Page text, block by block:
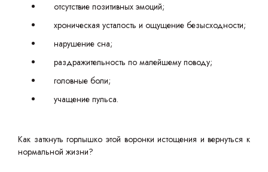
отсутствие позитивных эмоций;
хроническая усталость и ощущение безысходности;
нарушение сна;
раздражительность по малейшему поводу;
головные боли;
учащение пульса.
Как заткнуть горлышко этой воронки истощения и вернуться к
нормальной жизни?